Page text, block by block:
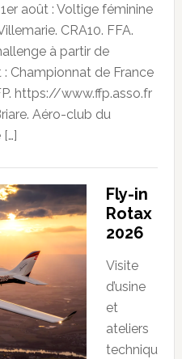
août : Voltige féminine
CRA10. FFA.
à partir de
: Championnat de France
https://www.ffp.asso.fr
Aéro-club du
Fly-in
Rotax
2026
Visite
d’usine
et
ateliers
techniqu